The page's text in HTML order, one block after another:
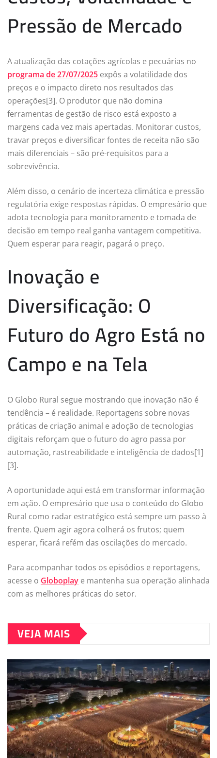
Pressão de Mercado
A atualização das cotações agrícolas e pecuárias no
programa de 27/07/2025 expôs a volatilidade dos
preços e o impacto direto nos resultados das
operações[3]. O produtor que não domina
ferramentas de gestão de risco está exposto a
margens cada vez mais apertadas. Monitorar custos,
travar preços e diversificar fontes de receita não são
mais diferenciais – são pré-requisitos para a
sobrevivência.
Além disso, o cenário de incerteza climática e pressão
regulatória exige respostas rápidas. O empresário que
adota tecnologia para monitoramento e tomada de
decisão em tempo real ganha vantagem competitiva.
Quem esperar para reagir, pagará o preço.
Inovação e
Diversificação: O
Futuro do Agro Está no
Campo e na Tela
O Globo Rural segue mostrando que inovação não é
tendência – é realidade. Reportagens sobre novas
práticas de criação animal e adoção de tecnologias
digitais reforçam que o futuro do agro passa por
automação, rastreabilidade e inteligência de dados[1]
[3].
A oportunidade aqui está em transformar informação
em ação. O empresário que usa o conteúdo do Globo
Rural como radar estratégico está sempre um passo à
frente. Quem agir agora colherá os frutos; quem
esperar, ficará refém das oscilações do mercado.
Para acompanhar todos os episódios e reportagens,
acesse o Globoplay e mantenha sua operação alinhada
com as melhores práticas do setor.
VEJA MAIS